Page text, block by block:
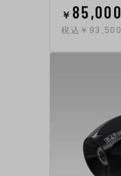
￥ 85,000
税込￥93,500